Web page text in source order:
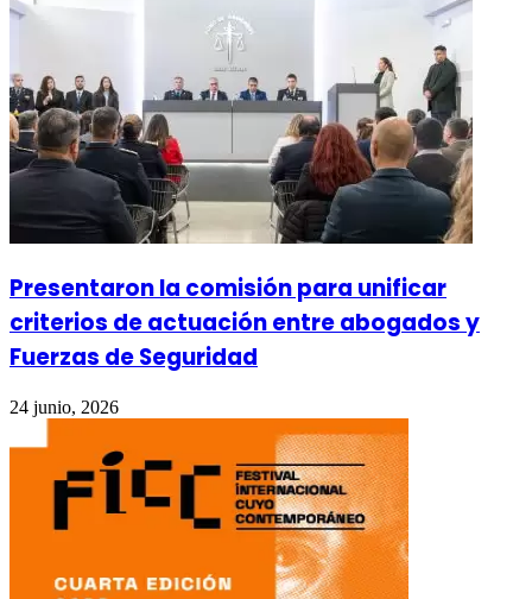
Presentaron la comisión para unificar
criterios de actuación entre abogados y
Fuerzas de Seguridad
24 junio, 2026